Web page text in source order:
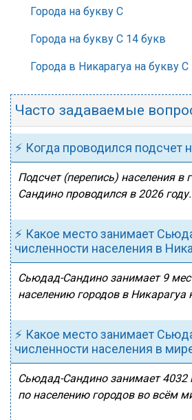
Города на букву С
Города на букву С 14 букв
Города в Никарагуа на букву С
Часто задаваемые
⚡ Когда проводился подсчет
Подсчет (перепись) населения в
Сандино проводился в 2026 году.
⚡ Какое место занимает
численности населения в
Сьюдад-Сандино занимает 9
населению городов в Никарагуа
⚡ Какое место занимает
численности населения в
Сьюдад-Сандино занимает 4032
по населению городов во всём